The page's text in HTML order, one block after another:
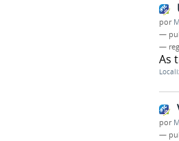
por
—
—
As
por
—